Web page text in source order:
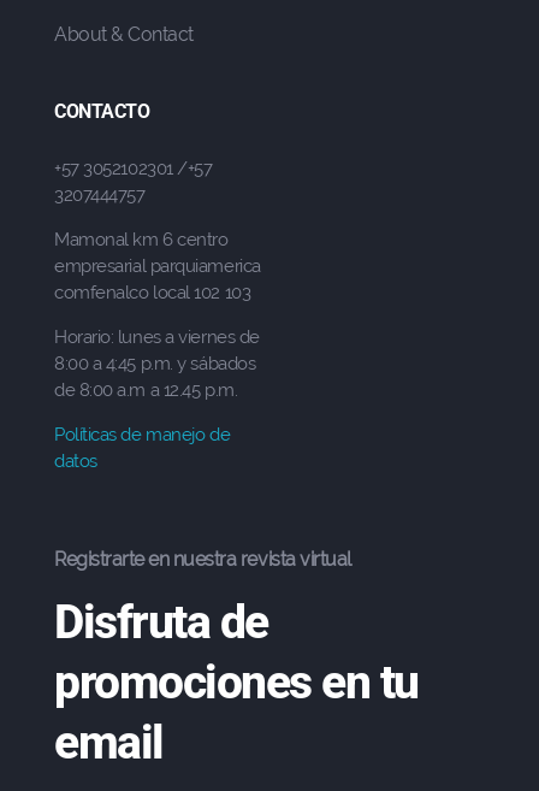
About & Contact
CONTACTO
+57 3052102301 /+57
3207444757
Mamonal km 6 centro
empresarial parquiamerica
comfenalco local 102 103
Horario: lunes a viernes de
8:00 a 4:45 p.m. y sábados
de 8:00 a.m a 12.45 p.m.
Políticas de manejo de
datos
Registrarte en nuestra revista virtual
Disfruta de
promociones en tu
email